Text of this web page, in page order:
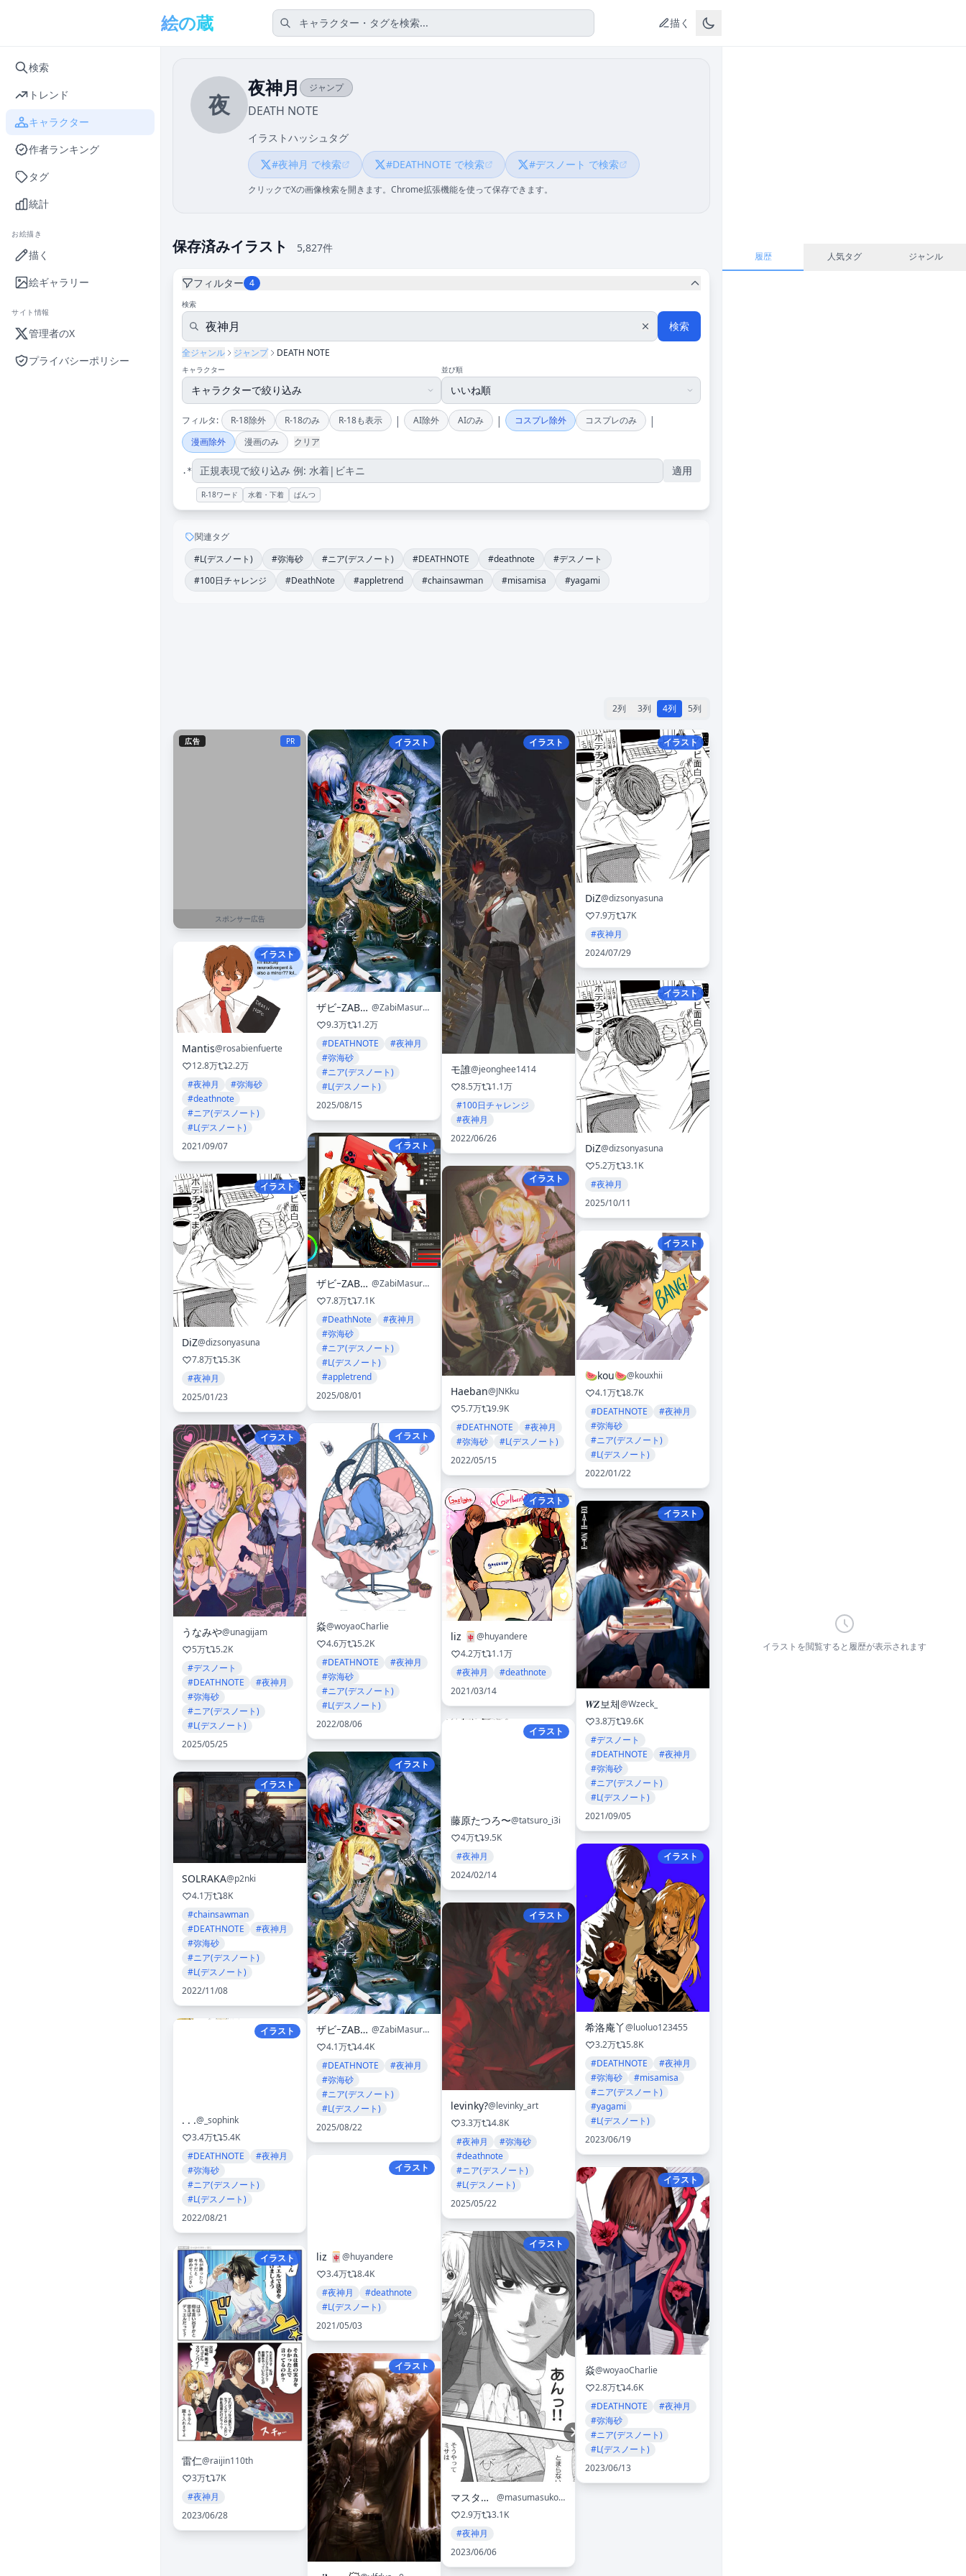
検索
トレンド
キャラクター
作者ランキング
タグ
統計
お絵描き
描く
絵ギャラリー
サイト情報
管理者のX
プライバシーポリシー
絵の蔵 描く
夜
夜神月 ジャンプ
DEATH NOTE
イラストハッシュタグ
#夜神月 で検索
#DEATHNOTE で検索 #デスノート で検索
クリックでXの画像検索を開きます。Chrome拡張機能を使って保存できます。
保存済みイラスト 5,827件
フィルター 4
検索
検索
全ジャンル ジャンプ DEATH NOTE
キャラクター 並び順
フィルタ: R-18除外 R-18のみ R-18も表示 | AI除外 AIのみ | コスプレ除外 コスプレのみ |
漫画除外 漫画のみ クリア
.* 適用
R-18ワード 水着・下着 ぱんつ
関連タグ
#L(デスノート)
#弥海砂 #ニア(デスノート) #DEATHNOTE #deathnote
#デスノート
#100日チャレンジ
#DeathNote #appletrend #chainsawman #misamisa #yagami
2列 3列 4列 5列
広告 PR
スポンサー広告
イラスト
Mantis@rosabienfuerte
12.8万
2.2万
#夜神月
#弥海砂
#deathnote
#ニア(デスノート)
#L(デスノート)
2021/09/07
イラスト
DiZ@dizsonyasuna
7.8万
5.3K
#夜神月
2025/01/23
イラスト
うなみや@unagijam
5万
5.2K
#デスノート
#DEATHNOTE
#夜神月
#弥海砂
#ニア(デスノート)
#L(デスノート)
2025/05/25
イラスト
SOLRAKA@p2nki
4.1万
8K
#chainsawman
#DEATHNOTE
#夜神月
#弥海砂
#ニア(デスノート)
#L(デスノート)
2022/11/08
イラスト
. . .@_sophink
3.4万
5.4K
#DEATHNOTE
#夜神月
#弥海砂
#ニア(デスノート)
#L(デスノート)
2022/08/21
イラスト
雷仁@raijin110th
3万
7K
#夜神月
2023/06/28
イラスト
ザビｰZABI ｰ
@ZabiMasurao
9.3万
1.2万
#DEATHNOTE
#夜神月
#弥海砂
#ニア(デスノート)
#L(デスノート)
2025/08/15
イラスト
ザビｰZABI ｰ
@ZabiMasurao
7.8万
7.1K
#DeathNote
#夜神月
#弥海砂
#ニア(デスノート)
#L(デスノート)
#appletrend
2025/08/01
イラスト
焱@woyaoCharlie
4.6万
5.2K
#DEATHNOTE
#夜神月
#弥海砂
#ニア(デスノート)
#L(デスノート)
2022/08/06
イラスト
ザビｰZABI ｰ
@ZabiMasurao
4.1万
4.4K
#DEATHNOTE
#夜神月
#弥海砂
#ニア(デスノート)
#L(デスノート)
2025/08/22
イラスト
liz 🀄️@huyandere
3.4万
8.4K
#夜神月
#deathnote
#L(デスノート)
2021/05/03
イラスト
イラスト
モ誰@jeonghee1414
8.5万
1.1万
#100日チャレンジ
#夜神月
2022/06/26
イラスト
Haeban@JNKku
5.7万
9.9K
#DEATHNOTE
#夜神月
#弥海砂
#L(デスノート)
2022/05/15
イラスト
liz 🀄️@huyandere
4.2万
1.1万
#夜神月
#deathnote
2021/03/14
イラスト
藤原たつろ〜@tatsuro_i3i
4万
9.5K
#夜神月
2024/02/14
イラスト
levinky?@levinky_art
3.3万
4.8K
#夜神月
#弥海砂
#deathnote
#ニア(デスノート)
#L(デスノート)
2025/05/22
イラスト
マスタード
@masumasukosub
2.9万
3.1K
#夜神月
2023/06/06
イラスト
DiZ@dizsonyasuna
7.9万
7K
#夜神月
2024/07/29
イラスト
DiZ@dizsonyasuna
5.2万
3.1K
#夜神月
2025/10/11
イラスト
🍉kou🍉@kouxhii
4.1万
8.7K
#DEATHNOTE
#夜神月
#弥海砂
#ニア(デスノート)
#L(デスノート)
2022/01/22
イラスト
𝑾𝒁보체@Wzeck_
3.8万
9.6K
#デスノート
#DEATHNOTE
#夜神月
#弥海砂
#ニア(デスノート)
#L(デスノート)
2021/09/05
イラスト
希洛庵丫@luoluo123455
3.2万
5.8K
#DEATHNOTE
#夜神月
#弥海砂
#misamisa
#ニア(デスノート)
#yagami
#L(デスノート)
2023/06/19
イラスト
焱@woyaoCharlie
2.8万
4.6K
#DEATHNOTE
#夜神月
#弥海砂
#ニア(デスノート)
#L(デスノート)
2023/06/13
履歴 人気タグ ジャンル
イラストを閲覧すると履歴が表示されます